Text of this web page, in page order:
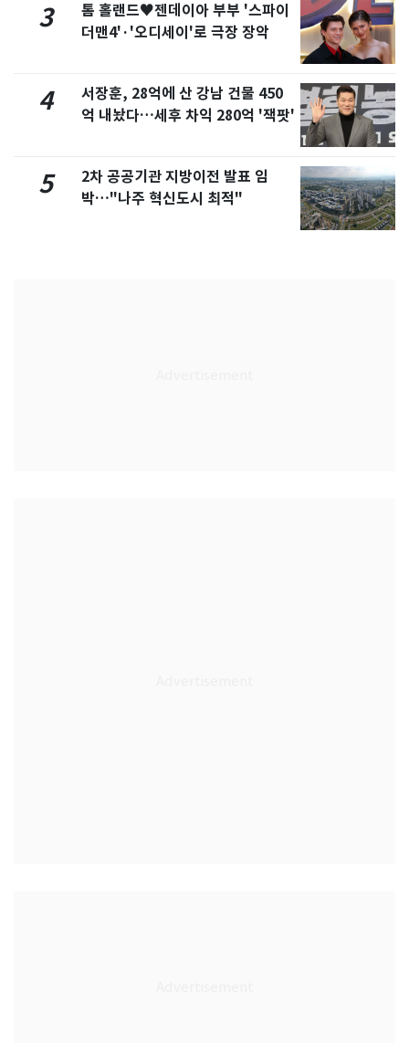
3
톰 홀랜드♥젠데이아 부부 '스파이
더맨4'·'오디세이'로 극장 장악
4
서장훈, 28억에 산 강남 건물 450
억 내놨다…세후 차익 280억 '잭팟'
5
2차 공공기관 지방이전 발표 임
박…"나주 혁신도시 최적"